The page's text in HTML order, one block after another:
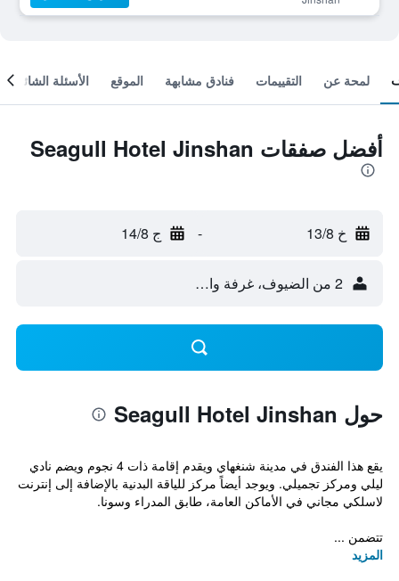
لمحة عن التقييمات فنادق مشابهة الموقع الأسئلة الشائعة
أفضل صفقات Seagull Hotel Jinshan
خ 13/8 - ج 14/8
2 من الضيوف، غرفة واحدة
حول Seagull Hotel Jinshan
يقع هذا الفندق في مدينة شنغهاي ويقدم إقامة ذات 4 نجوم ويضم نادي
ليلي ومركز تجميلي. ويوجد أيضاً مركز للياقة البدنية بالإضافة إلى إنترنت
لاسلكي مجاني في الأماكن العامة، طابق المدراء وسونا.
تتضمن ...
المزيد